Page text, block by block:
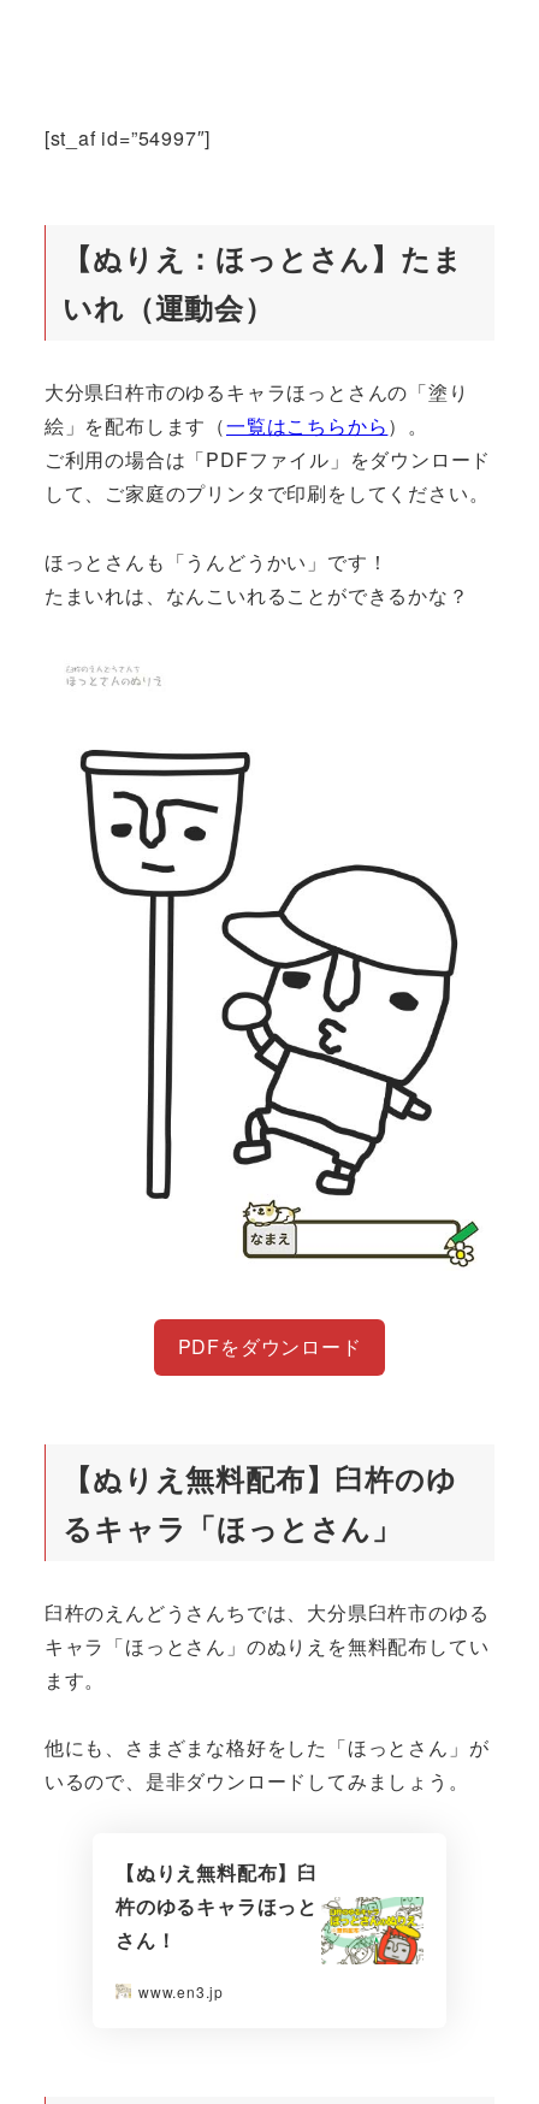
[st_af id=”54997″]
【ぬりえ：ほっとさん】たま
いれ（運動会）
大分県臼杵市のゆるキャラほっとさんの「塗り
絵」を配布します（一覧はこちらから）。
ご利用の場合は「PDFファイル」をダウンロード
して、ご家庭のプリンタで印刷をしてください。
ほっとさんも「うんどうかい」です！
たまいれは、なんこいれることができるかな？
PDFをダウンロード
【ぬりえ無料配布】臼杵のゆ
るキャラ「ほっとさん」
臼杵のえんどうさんちでは、大分県臼杵市のゆる
キャラ「ほっとさん」のぬりえを無料配布してい
ます。
他にも、さまざまな格好をした「ほっとさん」が
いるので、是非ダウンロードしてみましょう。
【ぬりえ無料配布】臼
杵のゆるキャラほっと
さん！
www.en3.jp